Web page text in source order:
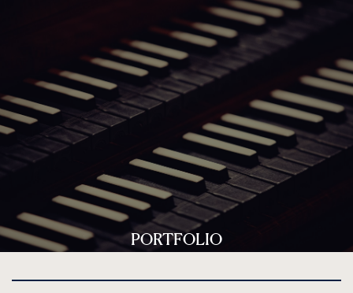
PORTFOLIO